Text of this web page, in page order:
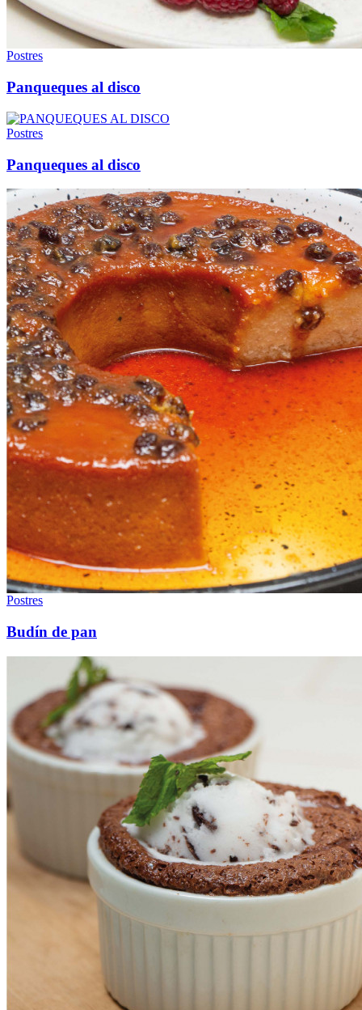
Postres
Panqueques al disco
Postres
Panqueques al disco
Postres
Budín de pan